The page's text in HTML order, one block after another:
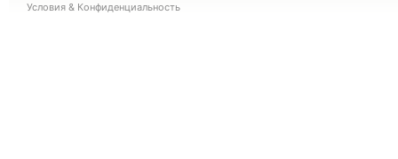
Условия & Конфиденциальность